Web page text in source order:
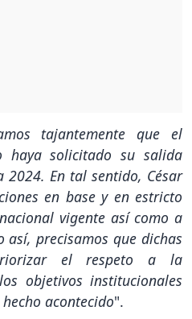
tajantemente que el
haya solicitado su salida
2024. En tal sentido, César
en base y en estricto
vigente así como a
así, precisamos que dichas
el respeto a la
objetivos institucionales
acontecido".